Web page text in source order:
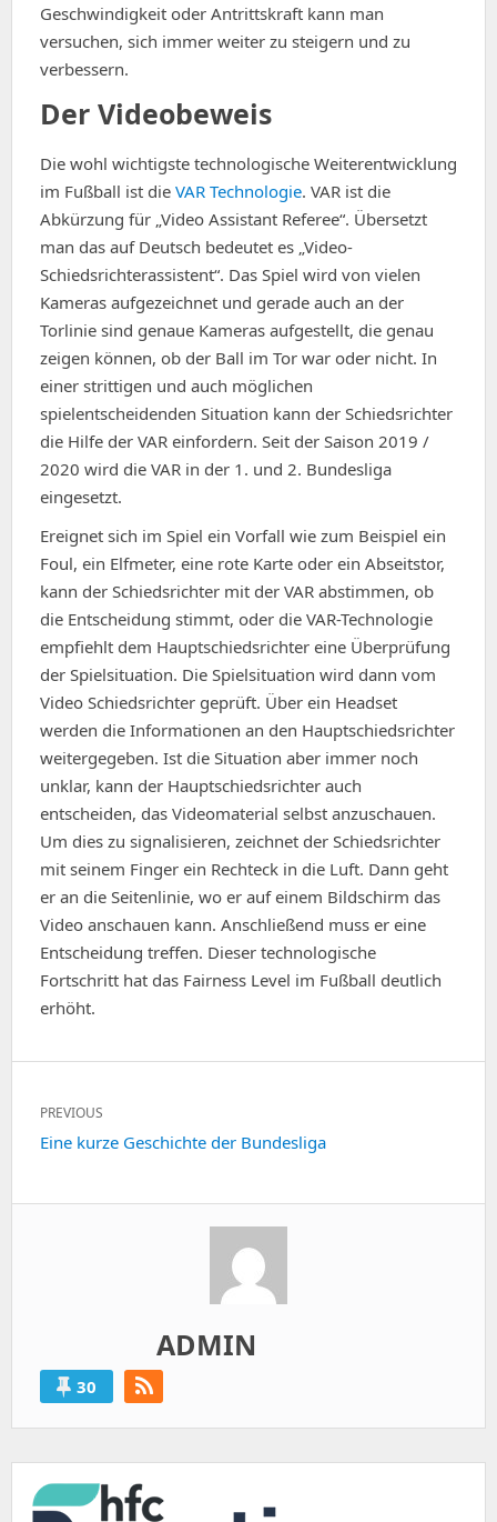
Geschwindigkeit oder Antrittskraft kann man
versuchen, sich immer weiter zu steigern und zu
verbessern.
Der Videobeweis
Die wohl wichtigste technologische Weiterentwicklung
im Fußball ist die VAR Technologie. VAR ist die
Abkürzung für „Video Assistant Referee“. Übersetzt
man das auf Deutsch bedeutet es „Video-
Schiedsrichterassistent“. Das Spiel wird von vielen
Kameras aufgezeichnet und gerade auch an der
Torlinie sind genaue Kameras aufgestellt, die genau
zeigen können, ob der Ball im Tor war oder nicht. In
einer strittigen und auch möglichen
spielentscheidenden Situation kann der Schiedsrichter
die Hilfe der VAR einfordern. Seit der Saison 2019 /
2020 wird die VAR in der 1. und 2. Bundesliga
eingesetzt.
Ereignet sich im Spiel ein Vorfall wie zum Beispiel ein
Foul, ein Elfmeter, eine rote Karte oder ein Abseitstor,
kann der Schiedsrichter mit der VAR abstimmen, ob
die Entscheidung stimmt, oder die VAR-Technologie
empfiehlt dem Hauptschiedsrichter eine Überprüfung
der Spielsituation. Die Spielsituation wird dann vom
Video Schiedsrichter geprüft. Über ein Headset
werden die Informationen an den Hauptschiedsrichter
weitergegeben. Ist die Situation aber immer noch
unklar, kann der Hauptschiedsrichter auch
entscheiden, das Videomaterial selbst anzuschauen.
Um dies zu signalisieren, zeichnet der Schiedsrichter
mit seinem Finger ein Rechteck in die Luft. Dann geht
er an die Seitenlinie, wo er auf einem Bildschirm das
Video anschauen kann. Anschließend muss er eine
Entscheidung treffen. Dieser technologische
Fortschritt hat das Fairness Level im Fußball deutlich
erhöht.
Post
navigation
PREVIOUS
Previous
Eine kurze Geschichte der Bundesliga
ADMIN
30